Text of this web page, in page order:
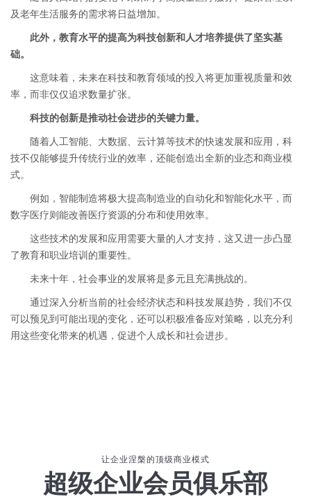
及老年生活服务的需求将日益增加。
此外，教育水平的提高为科技创新和人才培养提供了坚实基
础。
这意味着，未来在科技和教育领域的投入将更加重视质量和效
率，而非仅仅追求数量扩张。
科技的创新是推动社会进步的关键力量。
随着人工智能、大数据、云计算等技术的快速发展和应用，科
技不仅能够提升传统行业的效率，还能创造出全新的业态和商业模
式。
例如，智能制造将极大提高制造业的自动化和智能化水平，而
数字医疗则能改善医疗资源的分布和使用效率。
这些技术的发展和应用需要大量的人才支持，这又进一步凸显
了教育和职业培训的重要性。
未来十年，社会事业的发展将是多元且充满挑战的。
通过深入分析当前的社会经济状态和科技发展趋势，我们不仅
可以预见到可能出现的变化，还可以积极准备应对策略，以充分利
用这些变化带来的机遇，促进个人成长和社会进步。
让企业涅槃的顶级商业模式
超级企业会员俱乐部